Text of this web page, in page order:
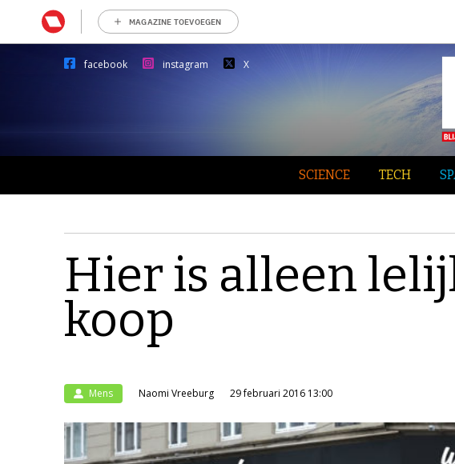
MAGAZINE TOEVOEGEN
facebook instagram X
SCIENCE TECH
Hier is alleen
koop
Mens Naomi Vreeburg 29 februari 2016 13:00